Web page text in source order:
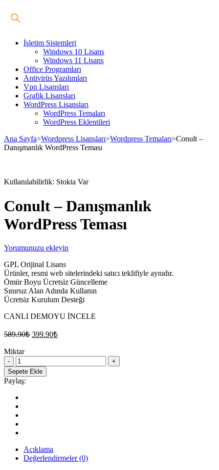
İşletim Sistemleri
Windows 10 Lisans
Windows 11 Lisans
Office Programları
Antivirüs Yazılımları
Vpn Lisansları
Grafik Lisansları
WordPress Lisansları
WordPress Temaları
WordPress Eklentileri
Ana Sayfa>Wordpress Lisansları>Wordpress Temaları>Conult –
Danışmanlık WordPress Teması
Kullanılabilirlik: Stokta Var
Conult – Danışmanlık
WordPress Teması
Yorumunuzu ekleyin
GPL Orijinal Lisans
Ürünler, resmi web sitelerindeki satıcı teklifiyle aynıdır.
Ömür Boyu Ücretsiz Güncelleme
Sınırsız Alan Adında Kullanın
Ücretsiz Kurulum Desteği
CANLI DEMOYU İNCELE
589.90₺ Orijinal
399.90₺Şu
Miktar
Conult
–
Danışmanlık
WordPress
Teması
quantity
Sepete Ekle
Paylaş:
Açıklama
Değerlendirmeler (0)